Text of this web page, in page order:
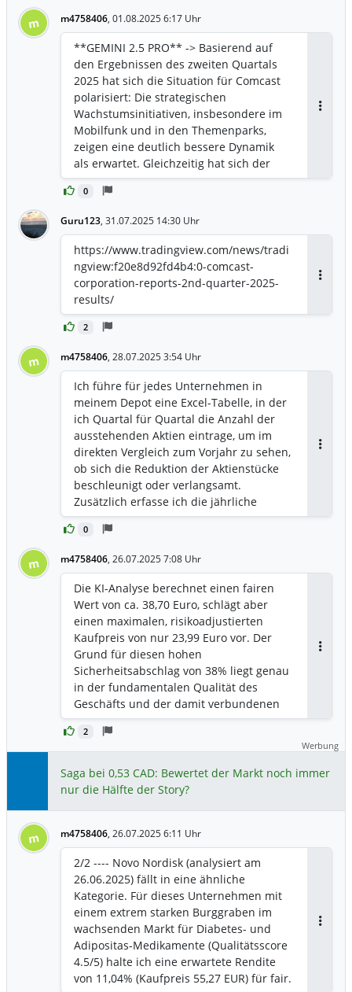
m m4758406, 01.08.2025 6:17 Uhr
0
**GEMINI 2.5 PRO** -> Basierend auf
den Ergebnissen des zweiten Quartals
2025 hat sich die Situation für Comcast
polarisiert: Die strategischen
Wachstumsinitiativen, insbesondere im
Mobilfunk und in den Themenparks,
zeigen eine deutlich bessere Dynamik
als erwartet. Gleichzeitig hat sich der
Aderlass im hochprofitablen Breitband-
Kerngeschäft jedoch beschleunigt, was
Wettbewerbsdruck verstärkt. Insgesamt
ist die Situation herausfordernder
geworden. Während die neuen
Wachstumstreiber anspringen, erodiert
das Fundament des Unternehmens
schneller als zuvor angenommen. Der
Erfolg der Transformation ist damit noch
----------> Die größte Schwachstelle
meiner Base-Case-Analyse ist die
Annahme, dass die erfolgreiche
Mobilfunk-Strategie die strukturelle
Erosion des Breitbandgeschäfts
ausgleichen kann. Die Q2-Zahlen zeigen
das Dilemma deutlich: Während man
378.000 Mobilfunkkunden gewinnt (ein
margenschwaches MVNO-Geschäft),
verliert man gleichzeitig 226.000
hochprofitable Breitbandkunden. Das ist,
verteidigen, indem man ein neues,
kleineres Gartenhaus daneben baut. Das
Gegenargument lautet: Der Markt
bewertet Comcast nicht mehr nach der
Summe seiner Teile, sondern nach der
Gesundheit seines Kerns. Der Kern –
Breitband – ist kränker als im Vorquartal.
Die neuen Preisgarantien und
aggressiven Mobilfunk-Bündel sind
keine offensive Strategie, sondern eine
defensive Reaktion, die unweigerlich zu
Margendruck im profitabelsten Segment
und bei Peacock sind zwar real, aber sie
können die fundamentale Schwächung
des Cashflow-Motors des Unternehmens
wahren Wert der Aktie näher an den
Worst-Case rückt.
Guru123, 31.07.2025 14:30 Uhr
2
https://www.tradingview.com/news/tradi
ngview:f20e8d92fd4b4:0-comcast-
corporation-reports-2nd-quarter-2025-
results/
m m4758406, 28.07.2025 3:54 Uhr
0
Ich führe für jedes Unternehmen in
meinem Depot eine Excel-Tabelle, in der
ich Quartal für Quartal die Anzahl der
ausstehenden Aktien eintrage, um im
direkten Vergleich zum Vorjahr zu sehen,
ob sich die Reduktion der Aktienstücke
beschleunigt oder verlangsamt.
Zusätzlich erfasse ich die jährliche
aktienbasierte Vergütung (Stock Based
Compensation) sowie die offiziellen
Rückkaufprogrammen, also deren
Volumen und Laufzeit ----->
https://i.imgur.com/FV4o42T.gif
m m4758406, 26.07.2025 7:08 Uhr
2
Die KI-Analyse berechnet einen fairen
Wert von ca. 38,70 Euro, schlägt aber
einen maximalen, risikoadjustierten
Kaufpreis von nur 23,99 Euro vor. Der
Grund für diesen hohen
Sicherheitsabschlag von 38% liegt genau
in der fundamentalen Qualität des
Geschäfts und der damit verbundenen
Prognosesicherheit. Die Analyse stuft die
Geschäftsqualität nur mit 3,3 von 5
Punkten ein und sieht zum Teil eine
klassische "Value-Falle". Das
Kerngeschäft, das traditionell für stabile
lineare Kabelfernsehen: Junge
Menschen wachsen mit YouTube und
Netflix auf; der Trend des "Cord-Cutting"
ist unumkehrbar und beschleunigt sich.
Zweitens, und das ist noch kritischer,
wird der Burggraben im hochprofitablen
Breitbandgeschäft systematisch durch
Glasfaser und preislich aggressive 5G-
Fixed-Wireless-Angebote (FWA)
geschliffen. Die Zahlen lügen nicht: Der
Werbung
Saga bei 0,53 CAD: Bewertet der Markt noch immer
nur die Hälfte der Story?
m m4758406, 26.07.2025 6:11 Uhr
2/2 ---- Novo Nordisk (analysiert am
26.06.2025) fällt in eine ähnliche
Kategorie. Für dieses Unternehmen mit
einem extrem starken Burggraben im
wachsenden Markt für Diabetes- und
Adipositas-Medikamente (Qualitätsscore
4.5/5) halte ich eine erwartete Rendite
von 11,04% (Kaufpreis 55,27 EUR) für fair.